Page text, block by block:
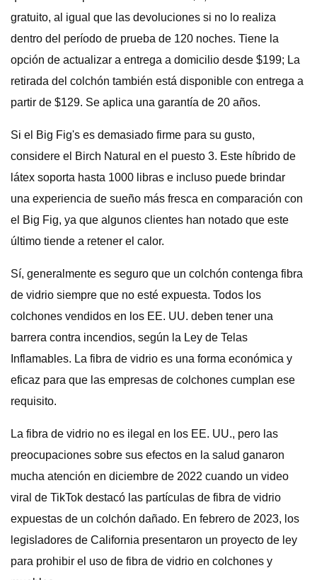
gratuito, al igual que las devoluciones si no lo realiza
dentro del período de prueba de 120 noches. Tiene la
opción de actualizar a entrega a domicilio desde $199; La
retirada del colchón también está disponible con entrega a
partir de $129. Se aplica una garantía de 20 años.
Si el Big Fig's es demasiado firme para su gusto,
considere el Birch Natural en el puesto 3. Este híbrido de
látex soporta hasta 1000 libras e incluso puede brindar
una experiencia de sueño más fresca en comparación con
el Big Fig, ya que algunos clientes han notado que este
último tiende a retener el calor.
Sí, generalmente es seguro que un colchón contenga fibra
de vidrio siempre que no esté expuesta. Todos los
colchones vendidos en los EE. UU. deben tener una
barrera contra incendios, según la Ley de Telas
Inflamables. La fibra de vidrio es una forma económica y
eficaz para que las empresas de colchones cumplan ese
requisito.
La fibra de vidrio no es ilegal en los EE. UU., pero las
preocupaciones sobre sus efectos en la salud ganaron
mucha atención en diciembre de 2022 cuando un video
viral de TikTok destacó las partículas de fibra de vidrio
expuestas de un colchón dañado. En febrero de 2023, los
legisladores de California presentaron un proyecto de ley
para prohibir el uso de fibra de vidrio en colchones y